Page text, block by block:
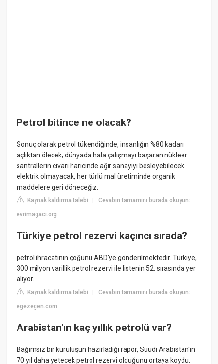
Petrol bitince ne olacak?
Sonuç olarak petrol tükendiğinde, insanlığın %80 kadarı
açlıktan ölecek, dünyada hala çalışmayı başaran nükleer
santrallerin civarı haricinde ağır sanayiyi besleyebilecek
elektrik olmayacak, her türlü mal üretiminde organik
maddelere geri döneceğiz.
Kaynak kaldırma talebi |Cevabın tamamını burada okuyun:
evrimagaci.org
Türkiye petrol rezervi kaçıncı sırada?
petrol ihracatının çoğunu ABD'ye gönderilmektedir. Türkiye,
300 milyon varillik petrol rezervi ile listenin 52. sırasında yer
alıyor.
Kaynak kaldırma talebi |Cevabın tamamını burada okuyun:
egezegen.com
Arabistan'ın kaç yıllık petrolü var?
Bağımsız bir kuruluşun hazırladığı rapor, Suudi Arabistan'ın
70 yıl daha yetecek petrol rezervi olduğunu ortaya koydu.